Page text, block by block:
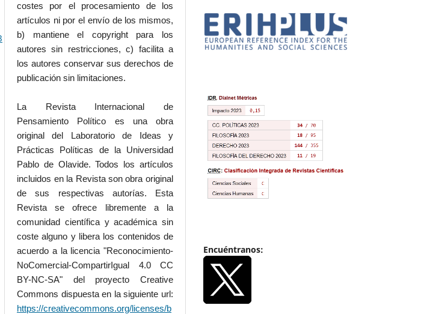
costes por el procesamiento de los
artículos ni por el envío de los mismos,
b) mantiene el copyright para los
autores sin restricciones, c) facilita a
los autores conservar sus derechos de
publicación sin limitaciones.
La Revista Internacional de
Pensamiento Político es una obra
original del Laboratorio de Ideas y
Prácticas Políticas de la Universidad
Pablo de Olavide. Todos los artículos
incluidos en la Revista son obra original
de sus respectivas autorías. Esta
Revista se ofrece libremente a la
comunidad científica y académica sin
coste alguno y libera los contenidos de
acuerdo a la licencia "Reconocimiento-
NoComercial-CompartirIgual 4.0 CC
BY-NC-SA" del proyecto Creative
Commons dispuesta en la siguiente url:
https://creativecommons.org/licenses/b
Encuéntranos: